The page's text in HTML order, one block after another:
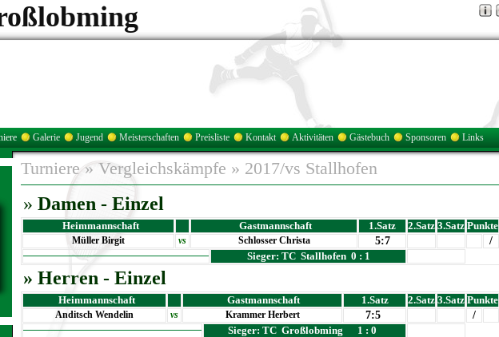
Galerie Jugend Meisterschaften Preisliste Kontakt Aktivitäten Gästebuch Sponsoren Links
Turniere » Vergleichskämpfe » 2017/vs Stallhofen
» Damen - Einzel
Heimmannschaft Gastmannschaft 1.Satz 2.Satz 3.Satz Punkte
Müller Birgit vs Schlosser Christa 5:7
/
Sieger: TC Stallhofen 0 : 1
» Herren - Einzel
Heimmannschaft Gastmannschaft 1.Satz 2.Satz 3.Satz Punkte
Anditsch Wendelin vs Krammer Herbert 7:5
/
Sieger: TC Großlobming 1 : 0